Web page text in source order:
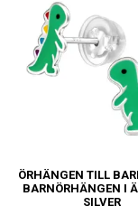
ÖRHÄNGEN TILL
BARNÖRHÄNGEN I
SILVER